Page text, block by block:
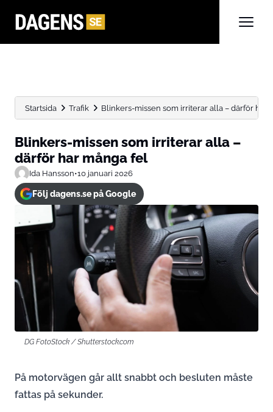
Startsida Trafik Blinkers-missen som irriterar alla – därför har
Blinkers-missen som irriterar alla –
därför har många fel
Ida Hansson•10 januari 2026
Följ dagens.se på Google
DG FotoStock / Shutterstock.com
På motorvägen går allt snabbt och besluten måste
fattas på sekunder.